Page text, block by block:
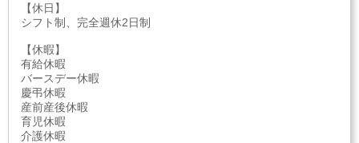
【休日】
シフト制、完全週休2日制
【休暇】
有給休暇
バースデー休暇
慶弔休暇
産前産後休暇
育児休暇
介護休暇